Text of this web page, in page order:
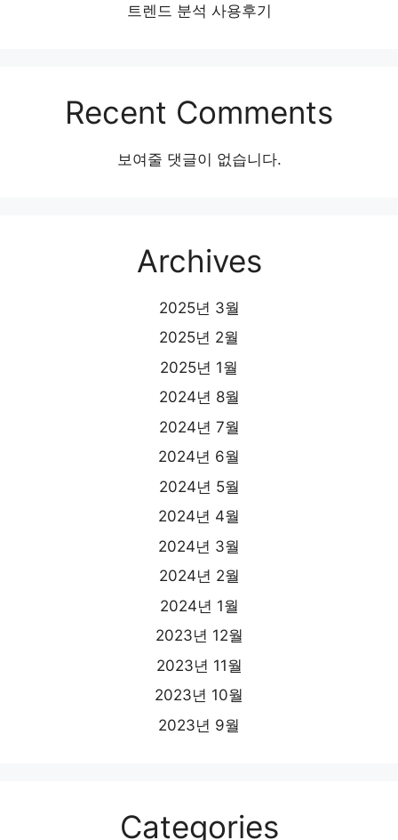
트렌드 분석 사용후기
Recent Comments
보여줄 댓글이 없습니다.
Archives
2025년 3월
2025년 2월
2025년 1월
2024년 8월
2024년 7월
2024년 6월
2024년 5월
2024년 4월
2024년 3월
2024년 2월
2024년 1월
2023년 12월
2023년 11월
2023년 10월
2023년 9월
Categories